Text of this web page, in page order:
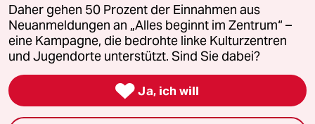
Feedback Redaktionsstatut Kommune-Richtlinien
Leitlinie Informant Datenschutz Impressum AGB
Seitenwende Einwilligungen widerrufen (Ads)
Daher gehen 50 Prozent der Einnahmen aus
Neuanmeldungen an „Alles beginnt im Zentrum“ –
eine Kampagne, die bedrohte linke Kulturzentren
und Jugendorte unterstützt. Sind Sie dabei?
 Ja, ich will